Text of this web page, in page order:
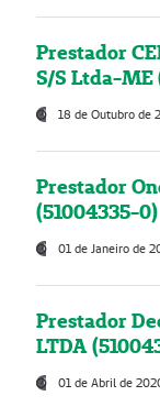
Prestador
S/S Ltda-ME
18 de Outubro de
Prestador
(51004335-0)
01 de Janeiro de
Prestador
LTDA
01 de Abril de